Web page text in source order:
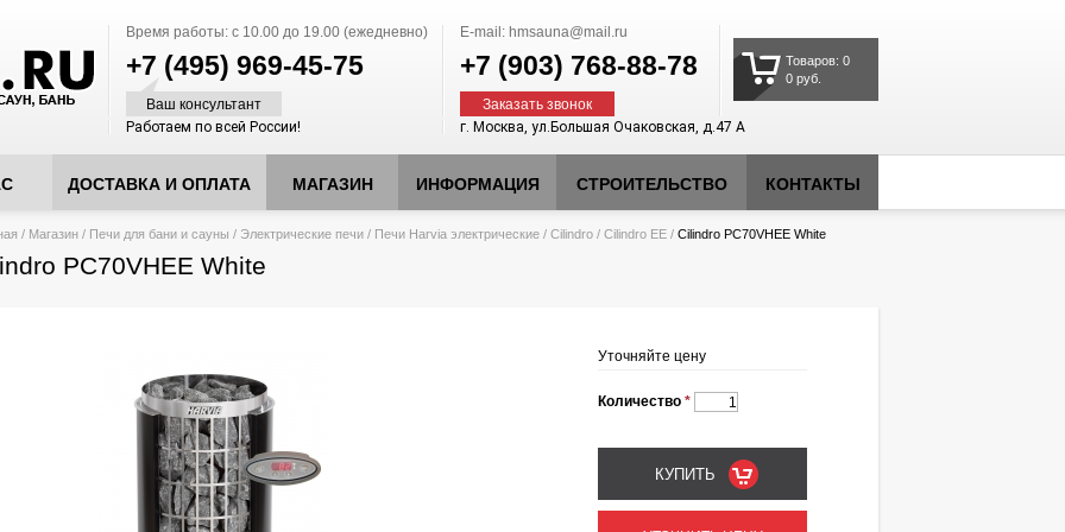
Время работы: с 10.00 до 19.00 (ежедневно)
+7 (495) 969-45-75
Ваш консультант
E-mail: hmsauna@mail.ru
+7 (903) 768-88-78
Заказать звонок
Товаров: 0
0 руб.
Работаем по всей России! г. Москва, ул.Большая Очаковская, д.47 А
ДОСТАВКА И ОПЛАТА МАГАЗИН ИНФОРМАЦИЯ СТРОИТЕЛЬСТВО КОНТАКТЫ
/ Магазин / Печи для бани и сауны / Электрические печи / Печи Harvia электрические / Cilindro / Cilindro EE / Cilindro PC70VHEE White
PC70VHEE White
Уточняйте цену
Количество *